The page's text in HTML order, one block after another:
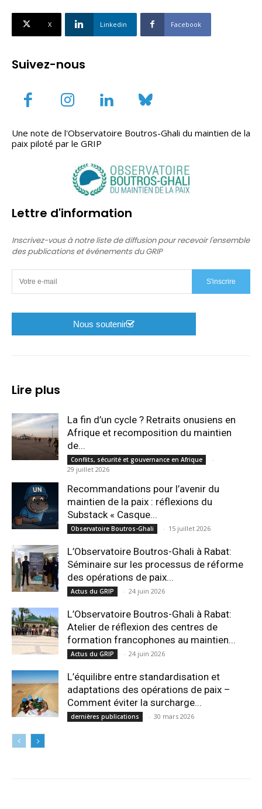
X Linkedin Facebook
Suivez-nous
Une note de l'Observatoire Boutros-Ghali du maintien de la
paix piloté par le GRIP
Lettre d'information
Inscrivez-vous à notre liste de diffusion pour recevoir l'ensemble
des publications et événements du GRIP
S'inscrire
Nous soutenir
Lire plus
La fin d’un cycle ? Retraits onusiens en
Afrique et recomposition du maintien
de...
Conflits, sécurité et gouvernance en Afrique
-
29 juillet 2026
Recommandations pour l’avenir du
maintien de la paix : réflexions du
Substack « Casque...
Observatoire Boutros-Ghali - 15 juillet 2026
L’Observatoire Boutros-Ghali à Rabat:
Séminaire sur les processus de réforme
des opérations de paix...
Actus du GRIP - 24 juin 2026
L’Observatoire Boutros-Ghali à Rabat:
Atelier de réflexion des centres de
formation francophones au maintien...
Actus du GRIP - 24 juin 2026
L’équilibre entre standardisation et
adaptations des opérations de paix –
Comment éviter la surcharge...
dernières publications - 30 mars 2026